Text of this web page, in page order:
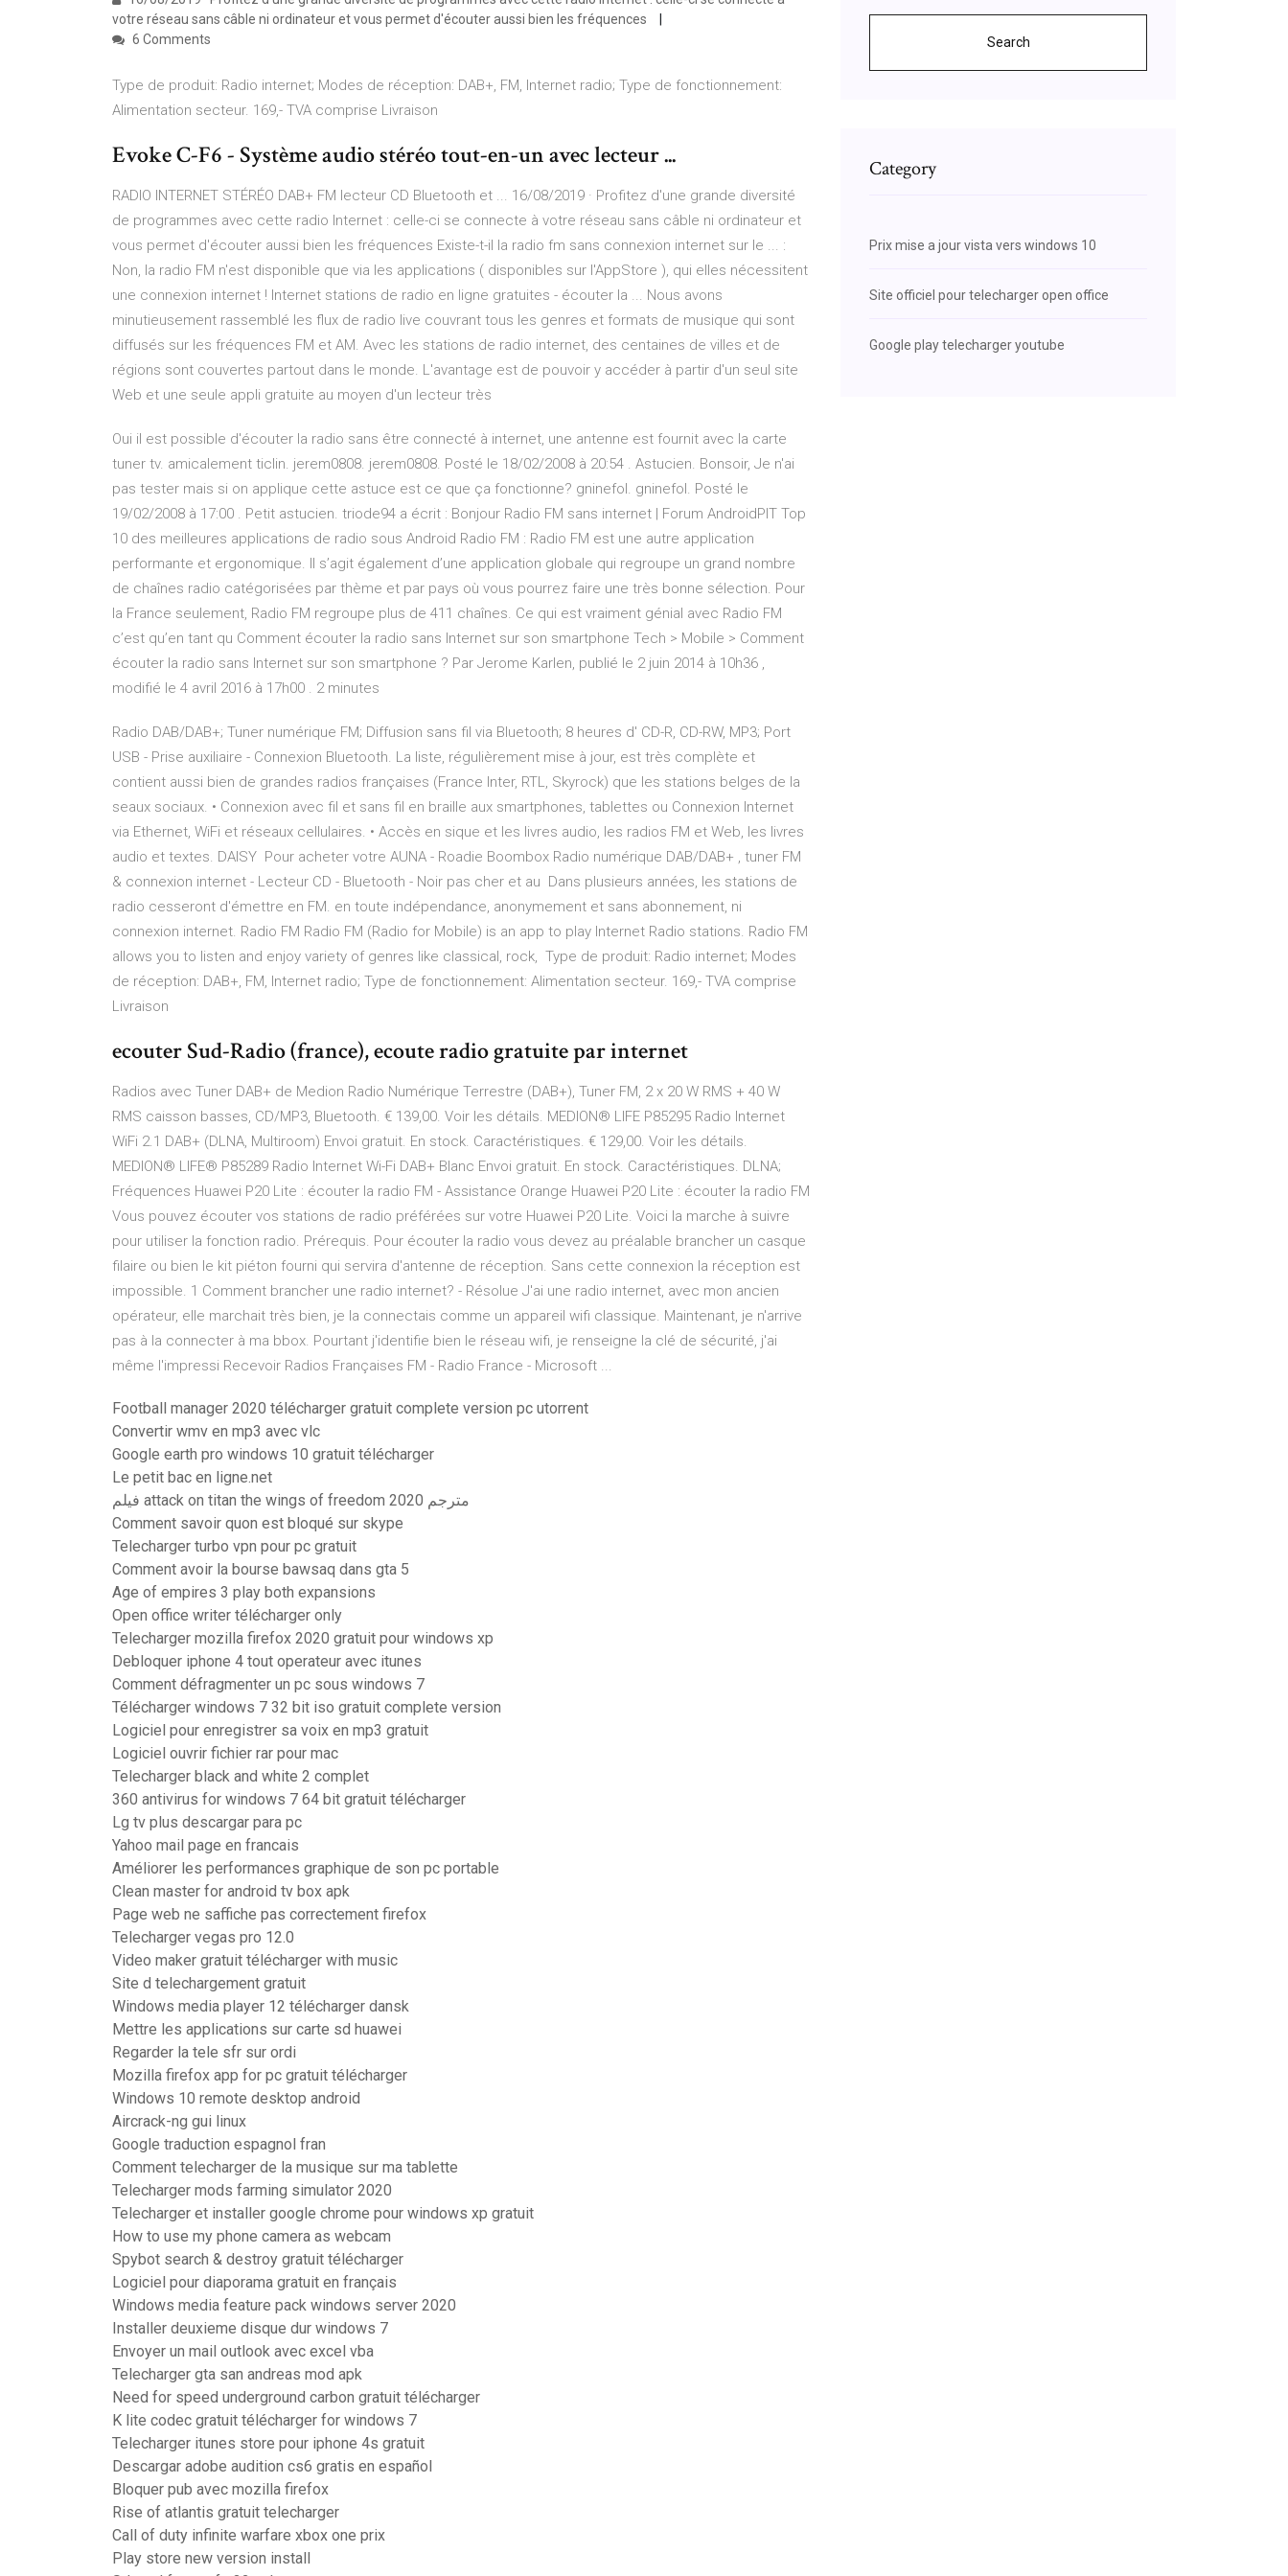
votre réseau sans câble ni ordinateur et vous permet d'écouter aussi bien les fréquences
6 Comments
Type de produit: Radio internet; Modes de réception: DAB+, FM, Internet radio; Type de fonctionnement:
Alimentation secteur. 169,- TVA comprise Livraison
Evoke C-F6 - Système audio stéréo tout-en-un avec lecteur ...
RADIO INTERNET STÉRÉO DAB+ FM lecteur CD Bluetooth et ... 16/08/2019 · Profitez d'une grande diversité
de programmes avec cette radio Internet : celle-ci se connecte à votre réseau sans câble ni ordinateur et
vous permet d'écouter aussi bien les fréquences Existe-t-il la radio fm sans connexion internet sur le ... :
Non, la radio FM n'est disponible que via les applications ( disponibles sur l'AppStore ), qui elles nécessitent
une connexion internet ! Internet stations de radio en ligne gratuites - écouter la ... Nous avons
minutieusement rassemblé les flux de radio live couvrant tous les genres et formats de musique qui sont
diffusés sur les fréquences FM et AM. Avec les stations de radio internet, des centaines de villes et de
régions sont couvertes partout dans le monde. L'avantage est de pouvoir y accéder à partir d'un seul site
Web et une seule appli gratuite au moyen d'un lecteur très
Oui il est possible d'écouter la radio sans être connecté à internet, une antenne est fournit avec la carte
tuner tv. amicalement ticlin. jerem0808. jerem0808. Posté le 18/02/2008 à 20:54 . Astucien. Bonsoir, Je n'ai
pas tester mais si on applique cette astuce est ce que ça fonctionne? gninefol. gninefol. Posté le
19/02/2008 à 17:00 . Petit astucien. triode94 a écrit : Bonjour Radio FM sans internet | Forum AndroidPIT Top
10 des meilleures applications de radio sous Android Radio FM : Radio FM est une autre application
performante et ergonomique. Il s’agit également d’une application globale qui regroupe un grand nombre
de chaînes radio catégorisées par thème et par pays où vous pourrez faire une très bonne sélection. Pour
la France seulement, Radio FM regroupe plus de 411 chaînes. Ce qui est vraiment génial avec Radio FM
c’est qu’en tant qu Comment écouter la radio sans Internet sur son smartphone Tech > Mobile > Comment
écouter la radio sans Internet sur son smartphone ? Par Jerome Karlen, publié le 2 juin 2014 à 10h36 ,
modifié le 4 avril 2016 à 17h00 . 2 minutes
Radio DAB/DAB+; Tuner numérique FM; Diffusion sans fil via Bluetooth; 8 heures d' CD-R, CD-RW, MP3; Port
USB - Prise auxiliaire - Connexion Bluetooth. La liste, régulièrement mise à jour, est très complète et
contient aussi bien de grandes radios françaises (France Inter, RTL, Skyrock) que les stations belges de la
seaux sociaux. • Connexion avec fil et sans fil en braille aux smartphones, tablettes ou Connexion Internet
via Ethernet, WiFi et réseaux cellulaires. • Accès en sique et les livres audio, les radios FM et Web, les livres
audio et textes. DAISY Pour acheter votre AUNA - Roadie Boombox Radio numérique DAB/DAB+ , tuner FM
& connexion internet - Lecteur CD - Bluetooth - Noir pas cher et au Dans plusieurs années, les stations de
radio cesseront d'émettre en FM. en toute indépendance, anonymement et sans abonnement, ni
connexion internet. Radio FM Radio FM (Radio for Mobile) is an app to play Internet Radio stations. Radio FM
allows you to listen and enjoy variety of genres like classical, rock, Type de produit: Radio internet; Modes
de réception: DAB+, FM, Internet radio; Type de fonctionnement: Alimentation secteur. 169,- TVA comprise
Livraison
ecouter Sud-Radio (france), ecoute radio gratuite par internet
Radios avec Tuner DAB+ de Medion Radio Numérique Terrestre (DAB+), Tuner FM, 2 x 20 W RMS + 40 W
RMS caisson basses, CD/MP3, Bluetooth. € 139,00. Voir les détails. MEDION® LIFE P85295 Radio Internet
WiFi 2.1 DAB+ (DLNA, Multiroom) Envoi gratuit. En stock. Caractéristiques. € 129,00. Voir les détails.
MEDION® LIFE® P85289 Radio Internet Wi-Fi DAB+ Blanc Envoi gratuit. En stock. Caractéristiques. DLNA;
Fréquences Huawei P20 Lite : écouter la radio FM - Assistance Orange Huawei P20 Lite : écouter la radio FM
Vous pouvez écouter vos stations de radio préférées sur votre Huawei P20 Lite. Voici la marche à suivre
pour utiliser la fonction radio. Prérequis. Pour écouter la radio vous devez au préalable brancher un casque
filaire ou bien le kit piéton fourni qui servira d'antenne de réception. Sans cette connexion la réception est
impossible. 1 Comment brancher une radio internet? - Résolue J'ai une radio internet, avec mon ancien
opérateur, elle marchait très bien, je la connectais comme un appareil wifi classique. Maintenant, je n'arrive
pas à la connecter à ma bbox. Pourtant j'identifie bien le réseau wifi, je renseigne la clé de sécurité, j'ai
même l'impressi Recevoir Radios Françaises FM - Radio France - Microsoft ...
Football manager 2020 télécharger gratuit complete version pc utorrent
Convertir wmv en mp3 avec vlc
Google earth pro windows 10 gratuit télécharger
Le petit bac en ligne.net
فيلم attack on titan the wings of freedom 2020 مترجم
Comment savoir quon est bloqué sur skype
Telecharger turbo vpn pour pc gratuit
Comment avoir la bourse bawsaq dans gta 5
Age of empires 3 play both expansions
Open office writer télécharger only
Telecharger mozilla firefox 2020 gratuit pour windows xp
Debloquer iphone 4 tout operateur avec itunes
Comment défragmenter un pc sous windows 7
Télécharger windows 7 32 bit iso gratuit complete version
Logiciel pour enregistrer sa voix en mp3 gratuit
Logiciel ouvrir fichier rar pour mac
Telecharger black and white 2 complet
360 antivirus for windows 7 64 bit gratuit télécharger
Lg tv plus descargar para pc
Yahoo mail page en francais
Améliorer les performances graphique de son pc portable
Clean master for android tv box apk
Page web ne saffiche pas correctement firefox
Telecharger vegas pro 12.0
Video maker gratuit télécharger with music
Site d telechargement gratuit
Windows media player 12 télécharger dansk
Mettre les applications sur carte sd huawei
Regarder la tele sfr sur ordi
Mozilla firefox app for pc gratuit télécharger
Windows 10 remote desktop android
Aircrack-ng gui linux
Google traduction espagnol fran
Comment telecharger de la musique sur ma tablette
Telecharger mods farming simulator 2020
Telecharger et installer google chrome pour windows xp gratuit
How to use my phone camera as webcam
Spybot search & destroy gratuit télécharger
Logiciel pour diaporama gratuit en français
Windows media feature pack windows server 2020
Installer deuxieme disque dur windows 7
Envoyer un mail outlook avec excel vba
Telecharger gta san andreas mod apk
Need for speed underground carbon gratuit télécharger
K lite codec gratuit télécharger for windows 7
Telecharger itunes store pour iphone 4s gratuit
Descargar adobe audition cs6 gratis en español
Bloquer pub avec mozilla firefox
Rise of atlantis gratuit telecharger
Call of duty infinite warfare xbox one prix
Play store new version install
Search
Category
Prix mise a jour vista vers windows 10
Site officiel pour telecharger open office
Google play telecharger youtube